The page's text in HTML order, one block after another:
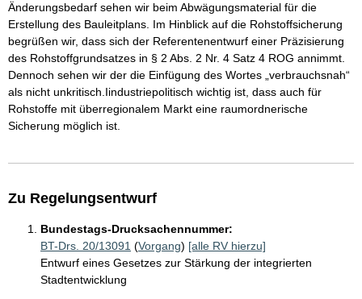
Änderungsbedarf sehen wir beim Abwägungsmaterial für die
Erstellung des Bauleitplans. Im Hinblick auf die Rohstoffsicherung
begrüßen wir, dass sich der Referentenentwurf einer Präzisierung
des Rohstoffgrundsatzes in § 2 Abs. 2 Nr. 4 Satz 4 ROG annimmt.
Dennoch sehen wir der die Einfügung des Wortes „verbrauchsnah“
als nicht unkritisch.Iindustriepolitisch wichtig ist, dass auch für
Rohstoffe mit überregionalem Markt eine raumordnerische
Sicherung möglich ist.
Zu Regelungsentwurf
Bundestags-Drucksachennummer:
BT-Drs. 20/13091 (Vorgang) [alle RV hierzu]
Entwurf eines Gesetzes zur Stärkung der integrierten
Stadtentwicklung